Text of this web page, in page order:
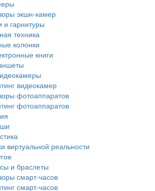
экшн-камер
и гарнитуры
техника
колонки
книги
видеокамер
фотоаппаратов
фотоаппаратов
виртуальной реальности
и браслеты
смарт-часов
смарт-часов